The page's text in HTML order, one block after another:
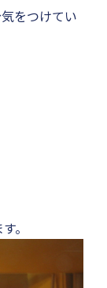
をつけてい
。